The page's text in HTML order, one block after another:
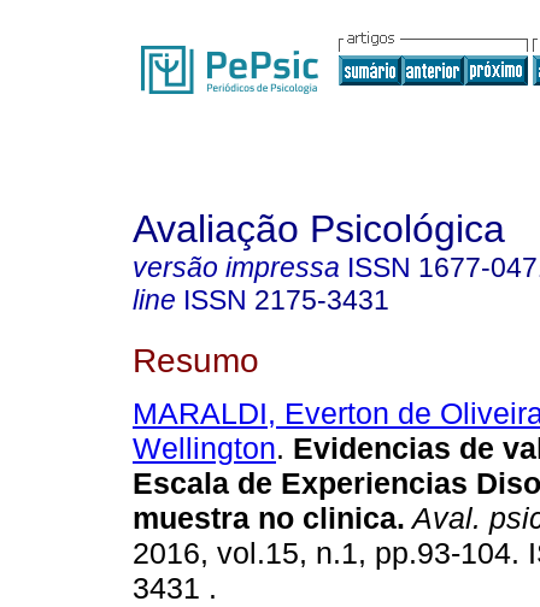
Avaliação Psicológica
versão impressa ISSN 1677-
line ISSN 2175-3431
Resumo
MARALDI, Everton de
Wellington. Evidencias de
Escala de Experiencias
muestra no clinica. Aval.
2016, vol.15, n.1, pp.93-104.
3431 .